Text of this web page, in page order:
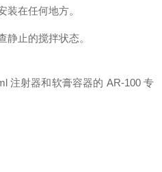
装在任何地方。
静止的搅拌状态。
注射器和软膏容器的 AR-100 专